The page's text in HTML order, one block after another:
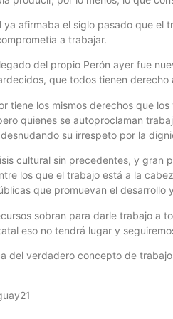
ya afirmaba el siglo pasado que
a trabajar.
del propio Perón ayer fue
que todos tienen
tiene los mismos derechos que
quienes se autoproclaman
su irrespeto por la
cultural sin precedentes, y gran
los que el trabajo está a la
que promuevan el desarrollo
sobran para darle trabajo a
eso no tendrá lugar y
del verdadero concepto de